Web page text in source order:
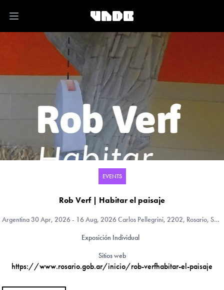
Open main menu
EVENTS
Rob Verf | Habitar el paisaje
Argentina30 Apr, 2026 - 16 Aug, 2026 Carlos Pellegrini, 2202, Rosario, Santa Fe, Argentina
Exposición Individual
Sitios web
https://www.rosario.gob.ar/inicio/rob-verfhabitar-el-paisaje